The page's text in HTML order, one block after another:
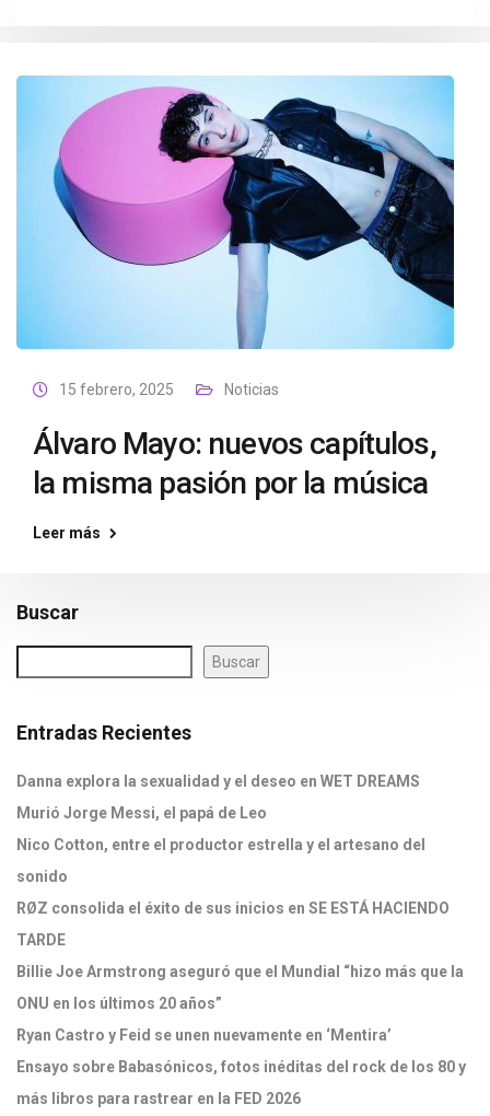
15 febrero, 2025 Noticias
Álvaro Mayo: nuevos capítulos,
la misma pasión por la música
Leer más
Buscar
Buscar
Entradas Recientes
Danna explora la sexualidad y el deseo en WET DREAMS
Murió Jorge Messi, el papá de Leo
Nico Cotton, entre el productor estrella y el artesano del
sonido
RØZ consolida el éxito de sus inicios en SE ESTÁ HACIENDO
TARDE
Billie Joe Armstrong aseguró que el Mundial “hizo más que la
ONU en los últimos 20 años”
Ryan Castro y Feid se unen nuevamente en ‘Mentira’
Ensayo sobre Babasónicos, fotos inéditas del rock de los 80 y
más libros para rastrear en la FED 2026